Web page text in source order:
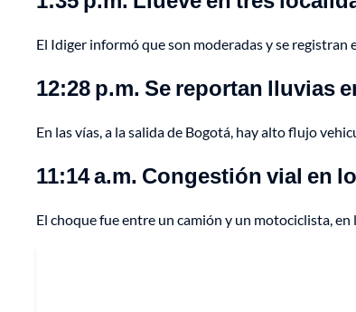
El Idiger informó que son moderadas y se registran
12:28 p.m. Se reportan lluvias
En las vías, a la salida de Bogotá, hay alto flujo
11:14 a.m. Congestión vial en
El choque fue entre un camión y un motociclista, en